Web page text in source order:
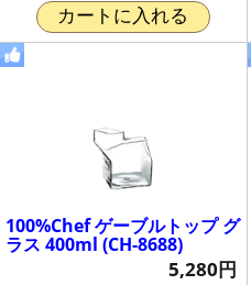
カートに入れる
100%Chef ゲーブルトップ グ
ラス 400ml (CH-8688)
5,280円